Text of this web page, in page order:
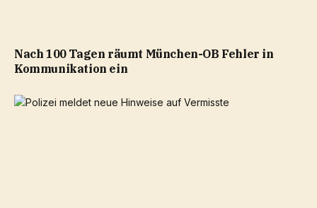
Nach 100 Tagen räumt München-OB Fehler in
Kommunikation ein